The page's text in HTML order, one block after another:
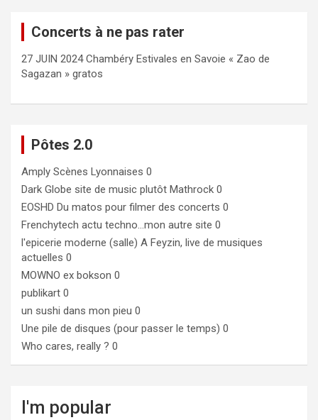
Concerts à ne pas rater
27 JUIN 2024 Chambéry Estivales en Savoie « Zao de
Sagazan » gratos
Pôtes 2.0
Amply Scènes Lyonnaises 0
Dark Globe site de music plutôt Mathrock 0
EOSHD Du matos pour filmer des concerts 0
Frenchytech actu techno…mon autre site 0
l'epicerie moderne (salle) A Feyzin, live de musiques
actuelles 0
MOWNO ex bokson 0
publikart 0
un sushi dans mon pieu 0
Une pile de disques (pour passer le temps) 0
Who cares, really ? 0
I'm popular